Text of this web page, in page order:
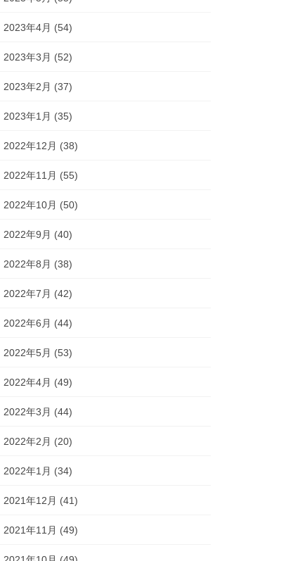
2023年4月 (54)
2023年3月 (52)
2023年2月 (37)
2023年1月 (35)
2022年12月 (38)
2022年11月 (55)
2022年10月 (50)
2022年9月 (40)
2022年8月 (38)
2022年7月 (42)
2022年6月 (44)
2022年5月 (53)
2022年4月 (49)
2022年3月 (44)
2022年2月 (20)
2022年1月 (34)
2021年12月 (41)
2021年11月 (49)